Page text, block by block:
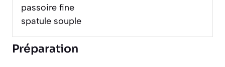
passoire fine
spatule souple
Préparation